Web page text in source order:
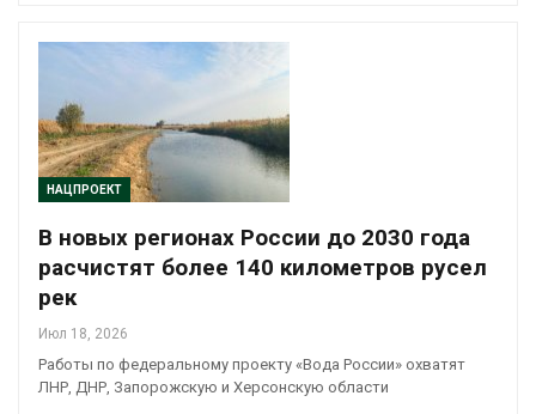
НАЦПРОЕКТ
В новых регионах России до 2030 года
расчистят более 140 километров русел
рек
Июл 18, 2026
Работы по федеральному проекту «Вода России» охватят
ЛНР, ДНР, Запорожскую и Херсонскую области